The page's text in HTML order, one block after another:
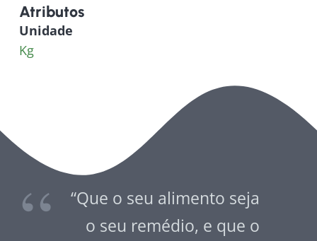
Atributos
Unidade
Kg
“Que o seu alimento seja
o seu remédio, e que o